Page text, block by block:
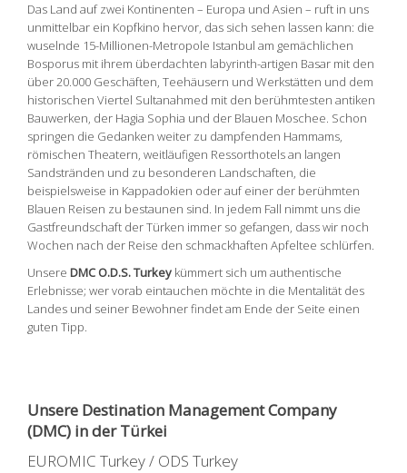
Das Land auf zwei Kontinenten – Europa und Asien – ruft in uns
unmittelbar ein Kopfkino hervor, das sich sehen lassen kann: die
wuselnde 15-Millionen-Metropole Istanbul am gemächlichen
Bosporus mit ihrem überdachten labyrinth-artigen Basar mit den
über 20.000 Geschäften, Teehäusern und Werkstätten und dem
historischen Viertel Sultanahmed mit den berühmtesten antiken
Bauwerken, der Hagia Sophia und der Blauen Moschee. Schon
springen die Gedanken weiter zu dampfenden Hammams,
römischen Theatern, weitläufigen Ressorthotels an langen
Sandstränden und zu besonderen Landschaften, die
beispielsweise in Kappadokien oder auf einer der berühmten
Blauen Reisen zu bestaunen sind. In jedem Fall nimmt uns die
Gastfreundschaft der Türken immer so gefangen, dass wir noch
Wochen nach der Reise den schmackhaften Apfeltee schlürfen.
Unsere DMC O.D.S. Turkey kümmert sich um authentische
Erlebnisse; wer vorab eintauchen möchte in die Mentalität des
Landes und seiner Bewohner findet am Ende der Seite einen
guten Tipp.
Unsere Destination Management Company
(DMC) in der Türkei
EUROMIC Turkey / ODS Turkey